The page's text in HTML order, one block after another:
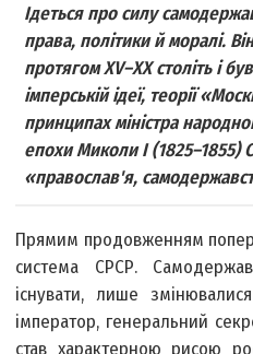
Ідеться про силу
права, політики й моралі.
протягом XV–ХХ століть і
імперській ідеї, теорії
принципах міністра
епохи Миколи I (1825–1855)
«православ'я,
Прямим продовженням
система СРСР.
існувати, лише
імператор, генеральний
став характерною рисою